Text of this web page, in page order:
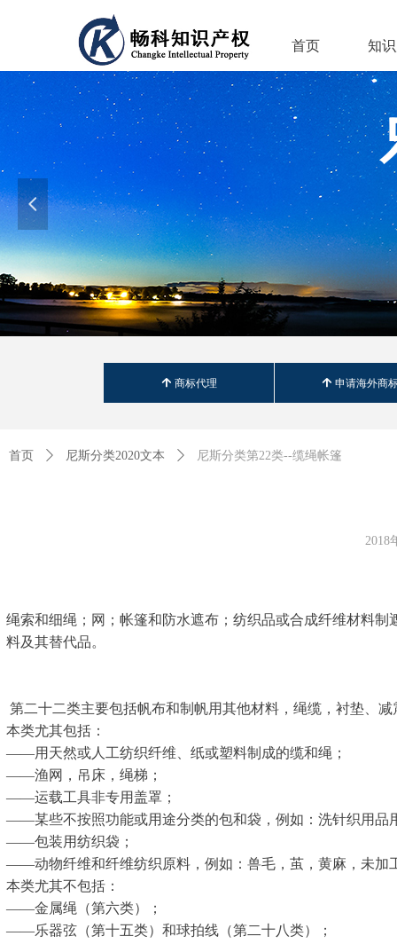
首页 知
넳
녕 商标代理 녕 申请海外商
首页 ꄲ 尼斯分类2020文本 ꄲ 尼斯分类第22类--缆绳帐篷
绳索和细绳；网；帐篷和防水遮布；纺织品或合成纤维材料
料及其替代品。
第二十二类主要包括帆布和制帆用其他材料，绳缆，衬垫、
本类尤其包括：
——用天然或人工纺织纤维、纸或塑料制成的缆和绳；
——渔网，吊床，绳梯；
——运载工具非专用盖罩；
——某些不按照功能或用途分类的包和袋，例如：洗针织用品
——包装用纺织袋；
——动物纤维和纤维纺织原料，例如：兽毛，茧，黄麻，未加
本类尤其不包括：
——金属绳（第六类）；
——乐器弦（第十五类）和球拍线（第二十八类）；
2018